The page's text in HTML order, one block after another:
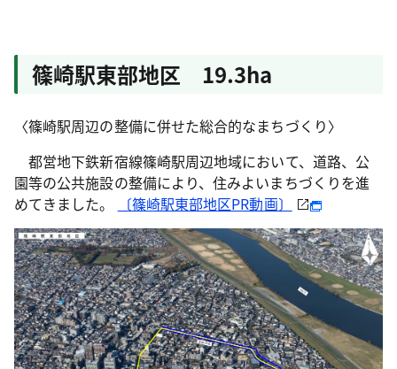
篠崎駅東部地区 19.3ha
〈篠崎駅周辺の整備に併せた総合的なまちづくり〉
都営地下鉄新宿線篠崎駅周辺地域において、道路、公
園等の公共施設の整備により、住みよいまちづくりを進
めてきました。
〔篠崎駅東部地区PR動画〕